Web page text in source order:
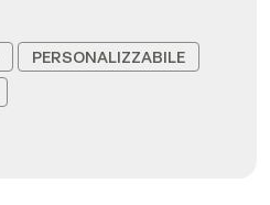
PERSONALIZZABILE